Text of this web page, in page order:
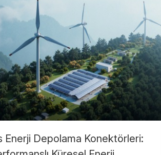
Enerji Depolama Konektörleri: